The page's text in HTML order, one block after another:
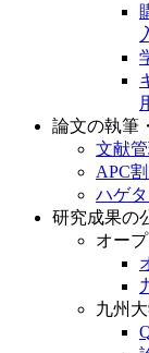
論文の執筆
文献
APC
ハゲ
研究成果の
オー
九州